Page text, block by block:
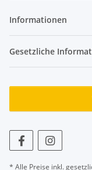
Informationen
Gesetzliche
* Alle Preise inkl.